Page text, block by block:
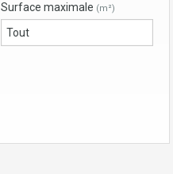
Surface maximale (m²)